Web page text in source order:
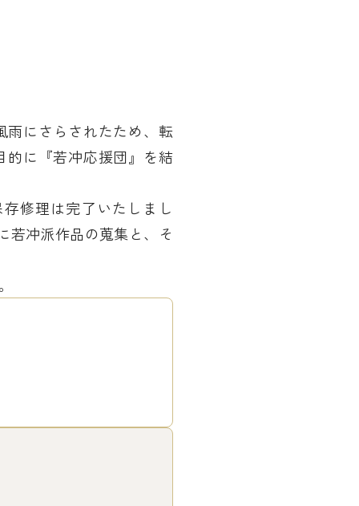
にさらされたため、転
的に『若冲応援団』を結
修理は完了いたしまし
若冲派作品の蒐集と、そ